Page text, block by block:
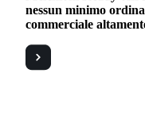
nessun minimo
commerciale